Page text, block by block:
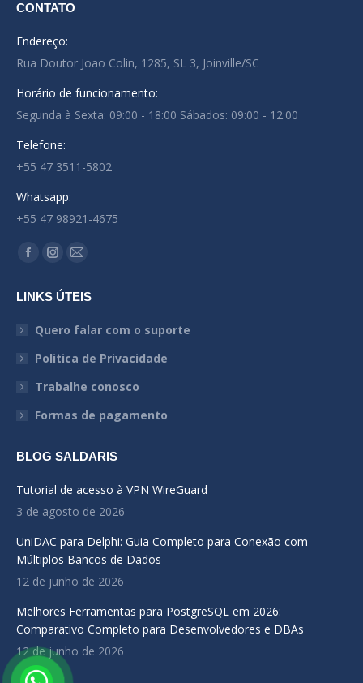
CONTATO
Endereço:
Rua Doutor Joao Colin, 1285, SL 3, Joinville/SC
Horário de funcionamento:
Segunda à Sexta: 09:00 - 18:00 Sábados: 09:00 - 12:00
Telefone:
+55 47 3511-5802
Whatsapp:
+55 47 98921-4675
Encontre-nos em:
Facebook
opens
in
window
Instagram
opens
in
window
Mail
opens
in
window
LINKS ÚTEIS
Quero falar com o suporte
Politica de Privacidade
Trabalhe conosco
Formas de pagamento
BLOG SALDARIS
Tutorial de acesso à VPN WireGuard
3 de agosto de 2026
UniDAC para Delphi: Guia Completo para Conexão com
Múltiplos Bancos de Dados
12 de junho de 2026
Melhores Ferramentas para PostgreSQL em 2026:
Comparativo Completo para Desenvolvedores e DBAs
12 de junho de 2026